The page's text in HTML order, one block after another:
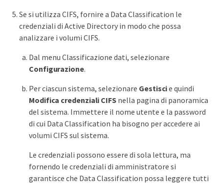
Se si utilizza CIFS, fornire a Data Classification le
credenziali di Active Directory in modo che possa
analizzare i volumi CIFS.
Dal menu Classificazione dati, selezionare
Configurazione.
Per ciascun sistema, selezionare Gestiscie quindi
Modifica credenziali CIFS nella pagina di panoramica
del sistema. Immettere il nome utente e la password
di cui Data Classification ha bisogno per accedere ai
volumi CIFS sul sistema.
Le credenziali possono essere di sola lettura, ma
fornendo le credenziali di amministratore si
garantisce che Data Classification possa leggere tutti